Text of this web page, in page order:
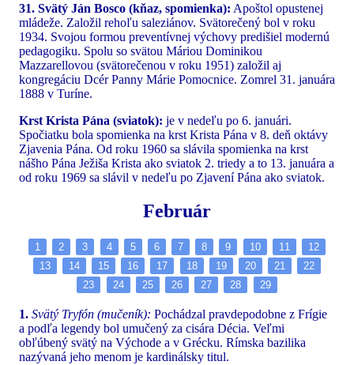
31. Svätý Ján Bosco (kňaz, spomienka): Apoštol opustenej
mládeže. Založil rehoľu saleziánov. Svätorečený bol v roku
1934. Svojou formou preventívnej výchovy predišiel modernú
pedagogiku. Spolu so svätou Máriou Dominikou
Mazzarellovou (svätorečenou v roku 1951) založil aj
kongregáciu Dcér Panny Márie Pomocnice. Zomrel 31. januára
1888 v Turíne.
Krst Krista Pána (sviatok): je v nedeľu po 6. januári.
Spočiatku bola spomienka na krst Krista Pána v 8. deň oktávy
Zjavenia Pána. Od roku 1960 sa slávila spomienka na krst
nášho Pána Ježiša Krista ako sviatok 2. triedy a to 13. januára a
od roku 1969 sa slávil v nedeľu po Zjavení Pána ako sviatok.
Február
1 2 3 4 5 6 7 8 9 10 11
12
13
14 15 16 17 18 19 20 21
22
23
24 25 26 27 28 29
1. Svätý Tryfón (mučeník): Pochádzal pravdepodobne z Frígie
a podľa legendy bol umučený za cisára Décia. Veľmi
obľúbený svätý na Východe a v Grécku. Rímska bazilika
nazývaná jeho menom je kardinálsky titul.